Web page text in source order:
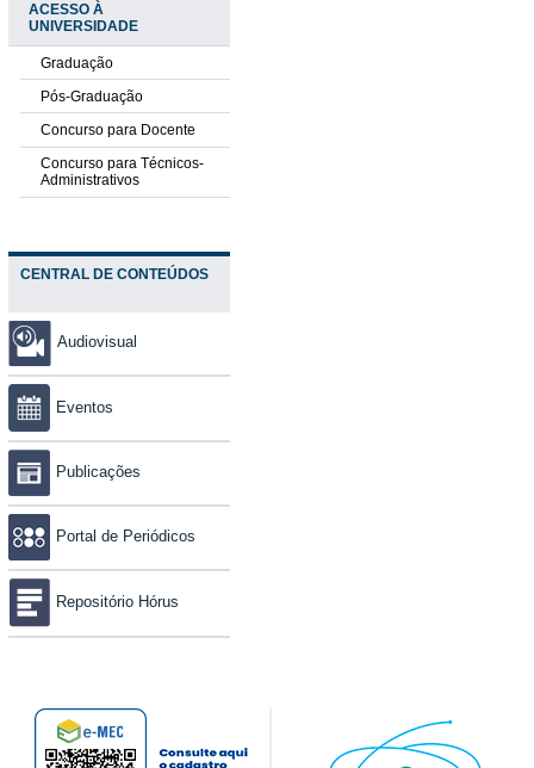
ACESSO À
UNIVERSIDADE
Graduação
Pós-Graduação
Concurso para Docente
Concurso para Técnicos-
Administrativos
CENTRAL DE CONTEÚDOS
Audiovisual
Eventos
Publicações
Portal de Periódicos
Repositório Hórus